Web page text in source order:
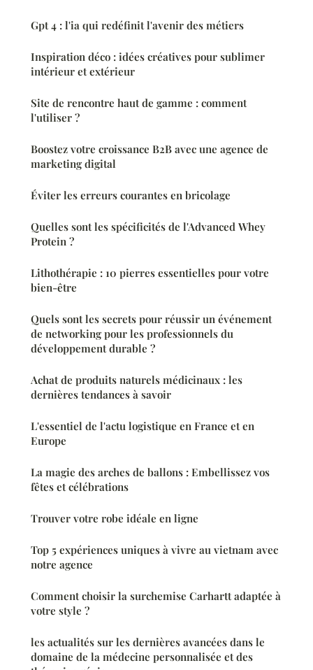
Gpt 4 : l'ia qui redéfinit l'avenir des métiers
Inspiration déco : idées créatives pour sublimer
intérieur et extérieur
Site de rencontre haut de gamme : comment
l'utiliser ?
Boostez votre croissance B2B avec une agence de
marketing digital
Éviter les erreurs courantes en bricolage
Quelles sont les spécificités de l'Advanced Whey
Protein ?
Lithothérapie : 10 pierres essentielles pour votre
bien-être
Quels sont les secrets pour réussir un événement
de networking pour les professionnels du
développement durable ?
Achat de produits naturels médicinaux : les
dernières tendances à savoir
L'essentiel de l'actu logistique en France et en
Europe
La magie des arches de ballons : Embellissez vos
fêtes et célébrations
Trouver votre robe idéale en ligne
Top 5 expériences uniques à vivre au vietnam avec
notre agence
Comment choisir la surchemise Carhartt adaptée à
votre style ?
les actualités sur les dernières avancées dans le
domaine de la médecine personnalisée et des